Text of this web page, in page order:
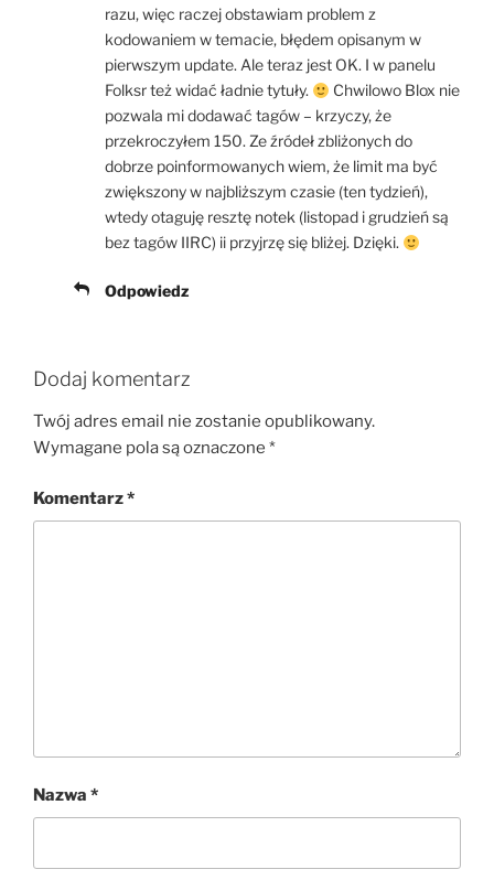
razu, więc raczej obstawiam problem z
kodowaniem w temacie, błędem opisanym w
pierwszym update. Ale teraz jest OK. I w panelu
Folksr też widać ładnie tytuły.
Chwilowo Blox nie
pozwala mi dodawać tagów – krzyczy, że
przekroczyłem 150. Ze źródeł zbliżonych do
dobrze poinformowanych wiem, że limit ma być
zwiększony w najbliższym czasie (ten tydzień),
wtedy otaguję resztę notek (listopad i grudzień są
bez tagów IIRC) ii przyjrzę się bliżej. Dzięki.
Odpowiedz
Dodaj komentarz
Twój adres email nie zostanie opublikowany.
Wymagane pola są oznaczone *
Komentarz*
Nazwa *